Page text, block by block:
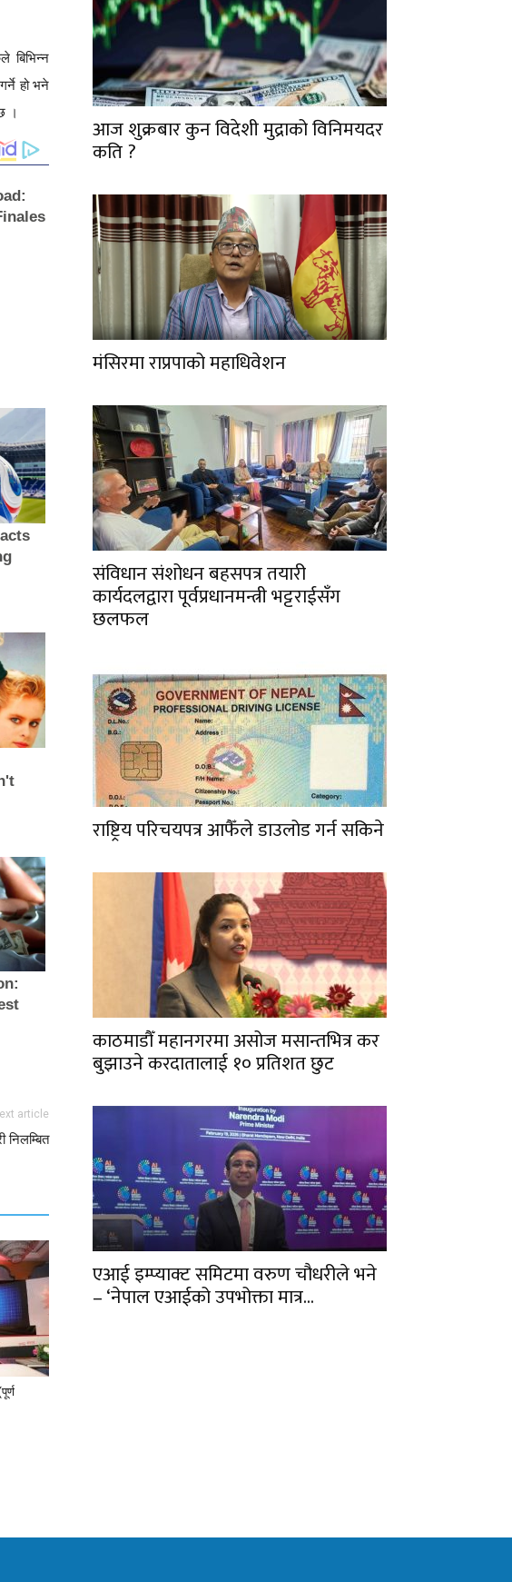
बिभिन्न
हो भने
।
article
निलम्बित
आज शुक्रबार कुन विदेशी मुद्राको विनिमयदर
कति ?
मंसिरमा राप्रपाको महाधिवेशन
संविधान संशोधन बहसपत्र तयारी
कार्यदलद्वारा पूर्वप्रधानमन्त्री भट्टराईसँग
छलफल
राष्ट्रिय परिचयपत्र आफैँले डाउलोड गर्न सकिने
काठमाडौँ महानगरमा असोज मसान्तभित्र कर
बुझाउने करदातालाई १० प्रतिशत छुट
एआई इम्प्याक्ट समिटमा वरुण चौधरीले भने
– ‘नेपाल एआईको उपभोक्ता मात्र...